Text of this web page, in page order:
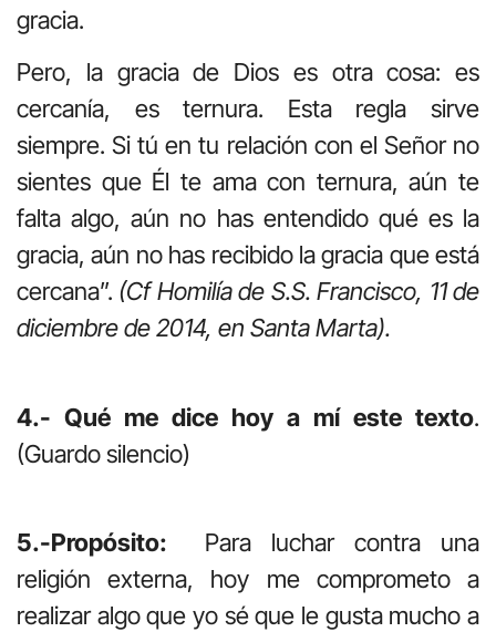
gracia.
Pero, la gracia de Dios es otra cosa: es
cercanía, es ternura. Esta regla sirve
siempre. Si tú en tu relación con el Señor no
sientes que Él te ama con ternura, aún te
falta algo, aún no has entendido qué es la
gracia, aún no has recibido la gracia que está
cercana”. (Cf Homilía de S.S. Francisco, 11 de
diciembre de 2014, en Santa Marta).
4.- Qué me dice hoy a mí este texto.
(Guardo silencio)
5.-Propósito: Para luchar contra una
religión externa, hoy me comprometo a
realizar algo que yo sé que le gusta mucho a